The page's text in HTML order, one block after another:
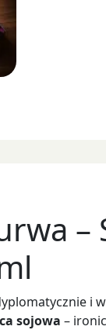
–
i
sojowa –